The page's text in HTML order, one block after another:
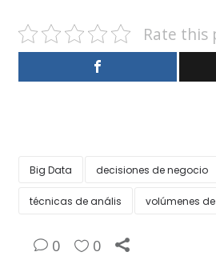
Rate this
Big Data decisiones de negocio
técnicas de anális volúmenes
0 0